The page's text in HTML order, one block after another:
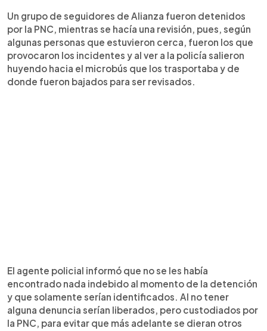
Un grupo de seguidores de Alianza fueron detenidos
por la PNC, mientras se hacía una revisión, pues, según
algunas personas que estuvieron cerca, fueron los que
provocaron los incidentes y al ver a la policía salieron
huyendo hacia el microbús que los trasportaba y de
donde fueron bajados para ser revisados.
El agente policial informó que no se les había
encontrado nada indebido al momento de la detención
y que solamente serían identificados. Al no tener
alguna denuncia serían liberados, pero custodiados por
la PNC, para evitar que más adelante se dieran otros